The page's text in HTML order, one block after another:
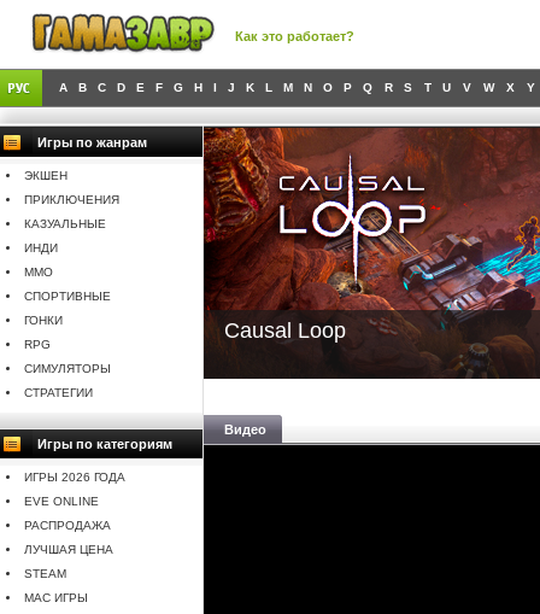
Как это работает?
A B C D E F G H I J K L M N O P Q R S T U V W X Y
Игры по жанрам
ЭКШЕН
ПРИКЛЮЧЕНИЯ
КАЗУАЛЬНЫЕ
ИНДИ
MMO
СПОРТИВНЫЕ
ГОНКИ
RPG
СИМУЛЯТОРЫ
СТРАТЕГИИ
Игры по категориям
ИГРЫ 2026 ГОДА
EVE ONLINE
РАСПРОДАЖА
ЛУЧШАЯ ЦЕНА
STEAM
MAC ИГРЫ
Causal Loop
Видео